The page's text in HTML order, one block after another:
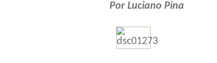
Por Luciano Pina